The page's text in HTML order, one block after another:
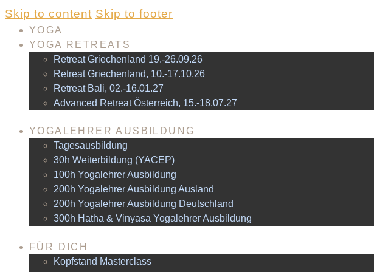
Skip to content Skip to footer
YOGA
YOGA RETREATS
Retreat Griechenland 19.-26.09.26
Retreat Griechenland, 10.-17.10.26
Retreat Bali, 02.-16.01.27
Advanced Retreat Österreich, 15.-18.07.27
YOGALEHRER AUSBILDUNG
Tagesausbildung
30h Weiterbildung (YACEP)
100h Yogalehrer Ausbildung
200h Yogalehrer Ausbildung Ausland
200h Yogalehrer Ausbildung Deutschland
300h Hatha & Vinyasa Yogalehrer Ausbildung
FÜR DICH
Kopfstand Masterclass